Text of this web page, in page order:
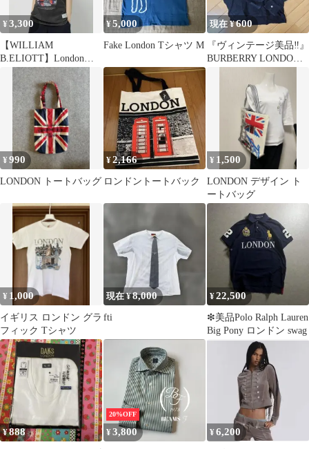
¥3,300
【WILLIAM
B.ELIOTT】Londonス
ーベニアTシャツ ニコ
アンド
¥5,000
Fake London Tシャツ M
現在 ¥600
『ヴィンテージ美品‼️』
BURBERRY LONDON
¥990
LONDON トートバッグ
¥2,166
ロンドントートバック
¥ 1,500
LONDON デザイン ト
ートバッグ
¥ 1,000
イギリス ロンドン グラ
フィック Tシャツ
現在 ¥8,000
fti
¥22,500
❇︎美品Polo Ralph Lauren
Big Pony ロンドン swag
¥888
20%OFF
¥3,800 ¥6,200